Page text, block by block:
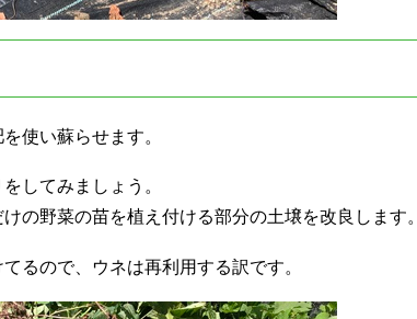
使い蘇らせます。
してみましょう。
の野菜の苗を植え付ける部分の土壌を改良します。
るので、ウネは再利用する訳です。